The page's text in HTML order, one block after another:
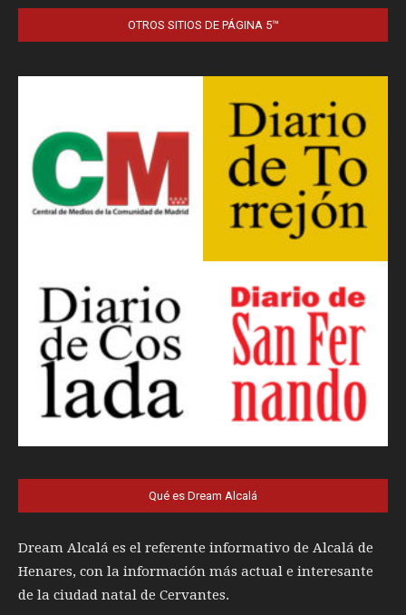
OTROS SITIOS DE PÁGINA 5™
Qué es Dream Alcalá
Dream Alcalá es el referente informativo de Alcalá de
Henares, con la información más actual e interesante
de la ciudad natal de Cervantes.